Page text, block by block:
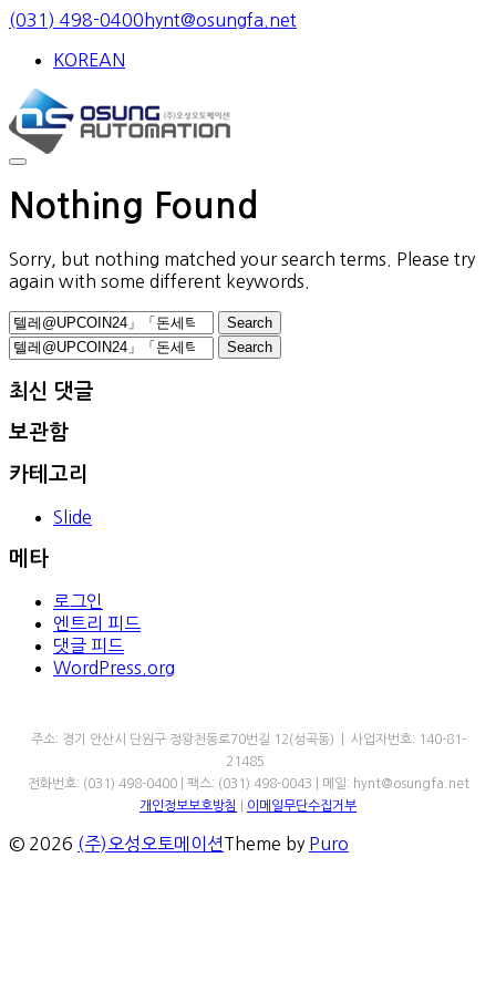
Skip
content
(031) 498-0400 hynt@osungfa.net
KOREAN
Nothing Found
Sorry, but nothing matched your search terms. Please try
again with some different keywords.
Search
for:
Search
최신 댓글
보관함
카테고리
Slide
메타
로그인
엔트리 피드
댓글 피드
WordPress.org
주소: 경기 안산시 단원구 정왕천동로70번길 12(성곡동) | 사업자번호: 140-81-
21485
전화번호: (031) 498-0400 | 팩스: (031) 498-0043 | 메일: hynt@osungfa.net
개인정보보호방침
이메일무단수집거부
© 2026 (주)오성오토메이션Theme by Puro